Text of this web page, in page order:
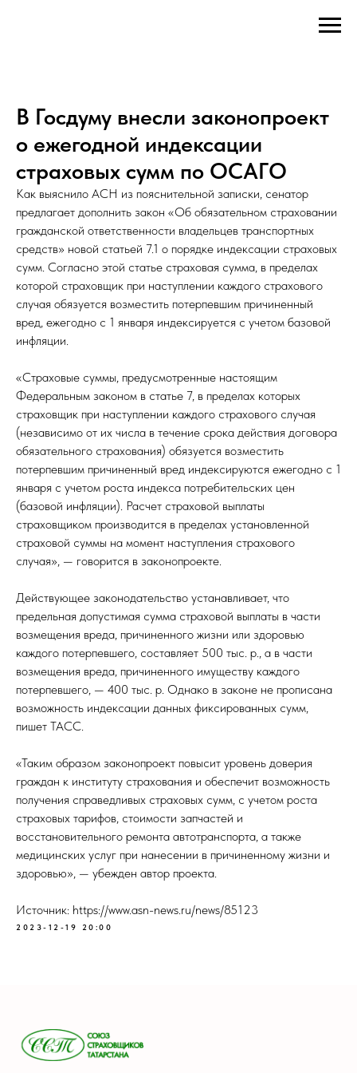
В Госдуму внесли законопроект
о ежегодной индексации
страховых сумм по ОСАГО
Как выяснило АСН из пояснительной записки, сенатор
предлагает дополнить закон «Об обязательном страховании
гражданской ответственности владельцев транспортных
средств» новой статьей 7.1 о порядке индексации страховых
сумм. Согласно этой статье страховая сумма, в пределах
которой страховщик при наступлении каждого страхового
случая обязуется возместить потерпевшим причиненный
вред, ежегодно с 1 января индексируется с учетом базовой
инфляции.
«Страховые суммы, предусмотренные настоящим
Федеральным законом в статье 7, в пределах которых
страховщик при наступлении каждого страхового случая
(независимо от их числа в течение срока действия договора
обязательного страхования) обязуется возместить
потерпевшим причиненный вред индексируются ежегодно с 1
января с учетом роста индекса потребительских цен
(базовой инфляции). Расчет страховой выплаты
страховщиком производится в пределах установленной
страховой суммы на момент наступления страхового
случая», — говорится в законопроекте.
Действующее законодательство устанавливает, что
предельная допустимая сумма страховой выплаты в части
возмещения вреда, причиненного жизни или здоровью
каждого потерпевшего, составляет 500 тыс. р., а в части
возмещения вреда, причиненного имуществу каждого
потерпевшего, — 400 тыс. р. Однако в законе не прописана
возможность индексации данных фиксированных сумм,
пишет ТАСС.
«Таким образом законопроект повысит уровень доверия
граждан к институту страхования и обеспечит возможность
получения справедливых страховых сумм, с учетом роста
страховых тарифов, стоимости запчастей и
восстановительного ремонта автотранспорта, а также
медицинских услуг при нанесении в причиненному жизни и
здоровью», — убежден автор проекта.
Источник: https://www.asn-news.ru/news/85123
2023-12-19 20:00